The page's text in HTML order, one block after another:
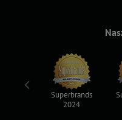
Superbrands
2024